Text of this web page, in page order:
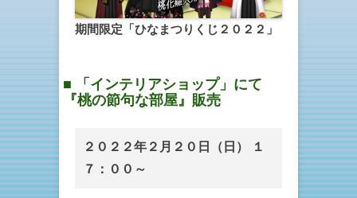
期間限定「ひなまつりくじ２０２２」
■ 「インテリアショップ」にて
『桃の節句な部屋』販売
２０２２年２月２０日（日） １
７：００～